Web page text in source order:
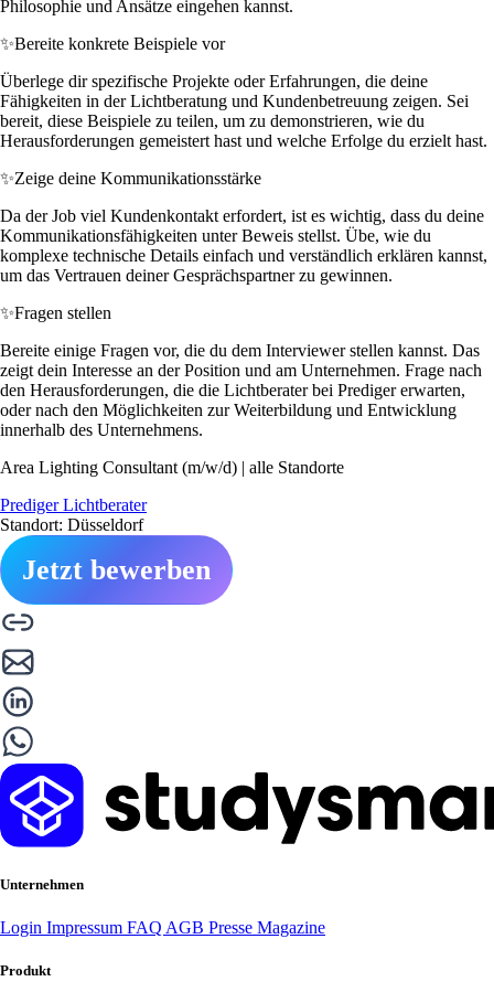
Philosophie und Ansätze eingehen kannst.
✨Bereite konkrete Beispiele vor
Überlege dir spezifische Projekte oder Erfahrungen, die deine
Fähigkeiten in der Lichtberatung und Kundenbetreuung zeigen. Sei
bereit, diese Beispiele zu teilen, um zu demonstrieren, wie du
Herausforderungen gemeistert hast und welche Erfolge du erzielt hast.
✨Zeige deine Kommunikationsstärke
Da der Job viel Kundenkontakt erfordert, ist es wichtig, dass du deine
Kommunikationsfähigkeiten unter Beweis stellst. Übe, wie du
komplexe technische Details einfach und verständlich erklären kannst,
um das Vertrauen deiner Gesprächspartner zu gewinnen.
✨Fragen stellen
Bereite einige Fragen vor, die du dem Interviewer stellen kannst. Das
zeigt dein Interesse an der Position und am Unternehmen. Frage nach
den Herausforderungen, die die Lichtberater bei Prediger erwarten,
oder nach den Möglichkeiten zur Weiterbildung und Entwicklung
innerhalb des Unternehmens.
Area Lighting Consultant (m/w/d) | alle Standorte
Prediger Lichtberater
Standort: Düsseldorf
Jetzt bewerben
Unternehmen
Login Impressum FAQ AGB Presse Magazine
Produkt